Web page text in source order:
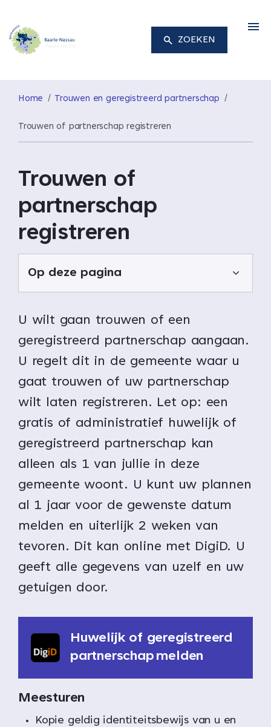
ZOEKEN
Home Trouwen en geregistreerd partnerschap
Trouwen of partnerschap registreren
Trouwen of
partnerschap
registreren
Op deze pagina
U wilt gaan trouwen of een
geregistreerd partnerschap aangaan.
U regelt dit in de gemeente waar u
gaat trouwen of uw partnerschap
wilt laten registreren. Let op: een
gratis of administratief huwelijk of
geregistreerd partnerschap kan
alleen als 1 van jullie in deze
gemeente woont. U kunt uw plannen
al 1 jaar voor de gewenste datum
melden en uiterlijk 2 weken van
tevoren. Dit kan online met DigiD. U
geeft alle gegevens van uzelf en uw
getuigen door.
Huwelijk of geregistreerd
partnerschap melden
Meesturen
Kopie geldig identiteitsbewijs van u en